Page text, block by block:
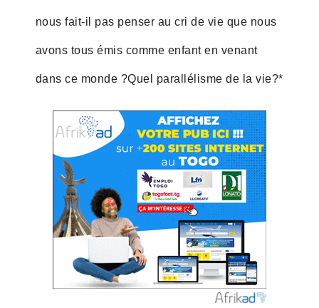
nous fait-il pas penser au cri de vie que nous
avons tous émis comme enfant en venant
dans ce monde ?Quel parallélisme de la vie?*